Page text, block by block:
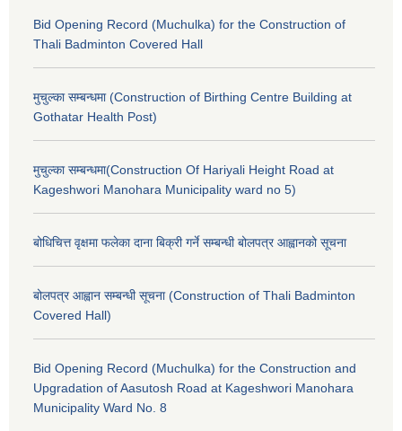
Bid Opening Record (Muchulka) for the Construction of
Thali Badminton Covered Hall
मुचुल्का सम्बन्धमा (Construction of Birthing Centre Building at
Gothatar Health Post)
मुचुल्का सम्बन्धमा(Construction Of Hariyali Height Road at
Kageshwori Manohara Municipality ward no 5)
बोधिचित्त वृक्षमा फलेका दाना बिक्री गर्ने सम्बन्धी बोलपत्र आह्वानको सूचना
बोलपत्र आह्वान सम्बन्धी सूचना (Construction of Thali Badminton
Covered Hall)
Bid Opening Record (Muchulka) for the Construction and
Upgradation of Aasutosh Road at Kageshwori Manohara
Municipality Ward No. 8